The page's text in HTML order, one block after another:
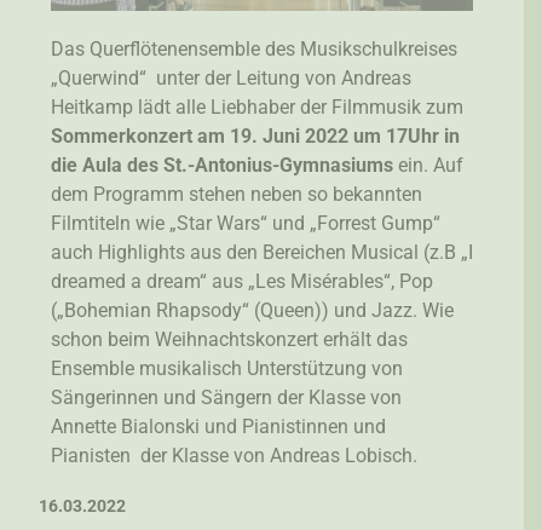
Das Querflötenensemble des Musikschulkreises
„Querwind“ unter der Leitung von Andreas
Heitkamp lädt alle Liebhaber der Filmmusik zum
Sommerkonzert am 19. Juni 2022 um 17Uhr in
die Aula des St.-Antonius-Gymnasiums ein. Auf
dem Programm stehen neben so bekannten
Filmtiteln wie „Star Wars“ und „Forrest Gump“
auch Highlights aus den Bereichen Musical (z.B „I
dreamed a dream“ aus „Les Misérables“, Pop
(„Bohemian Rhapsody“ (Queen)) und Jazz. Wie
schon beim Weihnachtskonzert erhält das
Ensemble musikalisch Unterstützung von
Sängerinnen und Sängern der Klasse von
Annette Bialonski und Pianistinnen und
Pianisten der Klasse von Andreas Lobisch.
16.03.2022